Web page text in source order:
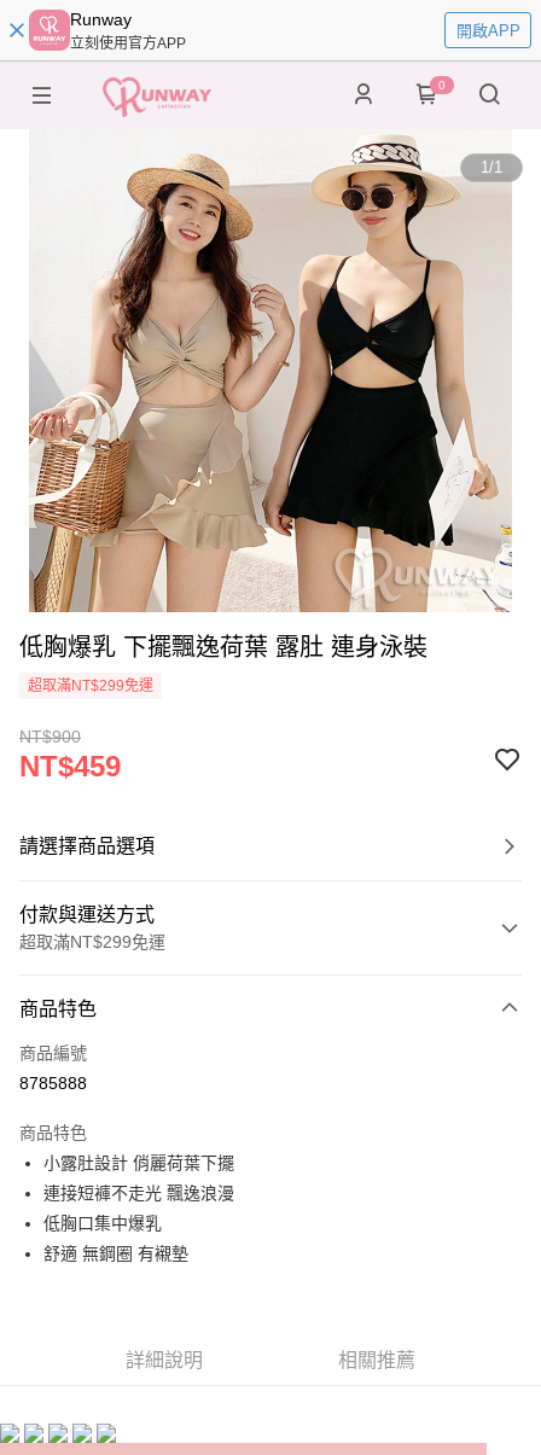
Runway
立刻使用官方APP
開啟APP
0
1/1
低胸爆乳 下擺飄逸荷葉 露肚 連身泳裝
超取滿NT$299免運
NT$900
NT$459
請選擇商品選項
付款與運送方式
超取滿NT$299免運
信用卡一次付款
超商取貨付款
Apple Pay
街口支付
悠遊付
每筆NT$60，滿NT$299(含以上)免運費
商品特色
商品編號
8785888
商品特色
小露肚設計 俏麗荷葉下擺
連接短褲不走光 飄逸浪漫
低胸口集中爆乳
舒適 無鋼圈 有襯墊
詳細說明 相關推薦